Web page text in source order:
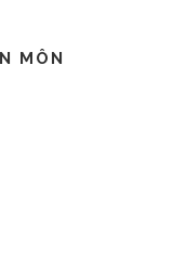
MÔN